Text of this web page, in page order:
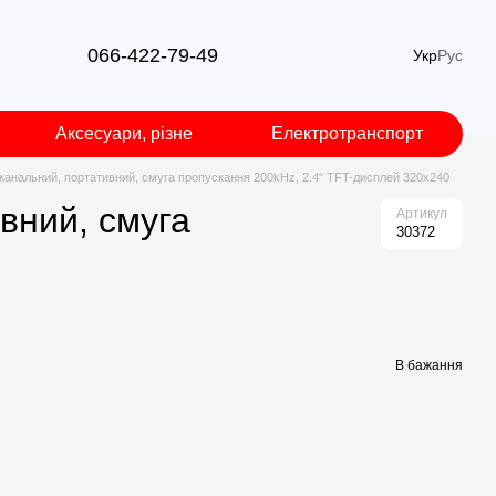
066-422-79-49 УкрРус
Аксесуари, різне Електротранспорт
портативний, смуга пропускання 200kHz, 2.4" TFT-дисплей 320х240
смуга
Артикул
30372
В бажання